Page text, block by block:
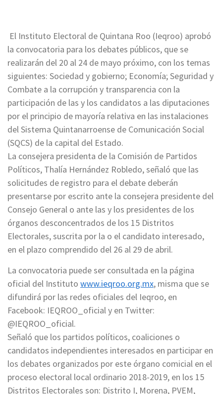
El Instituto Electoral de Quintana Roo (Ieqroo) aprobó
la convocatoria para los debates públicos, que se
realizarán del 20 al 24 de mayo próximo, con los temas
siguientes: Sociedad y gobierno; Economía; Seguridad y
Combate a la corrupción y transparencia con la
participación de las y los candidatos a las diputaciones
por el principio de mayoría relativa en las instalaciones
del Sistema Quintanarroense de Comunicación Social
(SQCS) de la capital del Estado.
La consejera presidenta de la Comisión de Partidos
Políticos, Thalía Hernández Robledo, señaló que las
solicitudes de registro para el debate deberán
presentarse por escrito ante la consejera presidente del
Consejo General o ante las y los presidentes de los
órganos desconcentrados de los 15 Distritos
Electorales, suscrita por la o el candidato interesado,
en el plazo comprendido del 26 al 29 de abril.
La convocatoria puede ser consultada en la página
oficial del Instituto www.ieqroo.org.mx, misma que se
difundirá por las redes oficiales del Ieqroo, en
Facebook: IEQROO_oficial y en Twitter:
@IEQROO_oficial.
Señaló que los partidos políticos, coaliciones o
candidatos independientes interesados en participar en
los debates organizados por este órgano comicial en el
proceso electoral local ordinario 2018-2019, en los 15
Distritos Electorales son: Distrito I, Morena, PVEM,